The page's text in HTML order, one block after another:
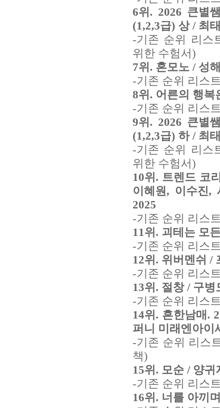
6위. 2026 큰별
(1,2,3급) 상 / 최
-기존 순위 리스
위한 수험서)
7위. 혼모노 / 성
-기존 순위 리스
8위. 어른의 행복
-기존 순위 리스
9위. 2026 큰별
(1,2,3급) 하 / 최
-기존 순위 리스
위한 수험서)
10위. 트렌드 코
이혜원, 이수진,
2025
-기존 순위 리스
11위. 괴테는 모
-기존 순위 리스
12위. 위버멘쉬 /
-기존 순위 리스
13위. 절창 / 구
-기존 순위 리스
14위. 흔한남매.
퍼니 미래엔아이
-기존 순위 리스
책)
15위. 모순 / 양귀
-기존 순위 리스
16위. 너를 아끼